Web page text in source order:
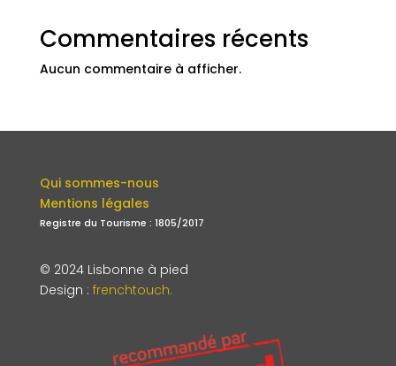
Commentaires récents
Aucun commentaire à afficher.
Qui sommes-nous
Mentions légales
Registre du Tourisme : 1805/2017
© 2024 Lisbonne à pied
Design : frenchtouch.